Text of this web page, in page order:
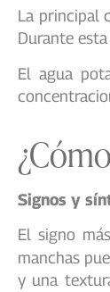
La principal
Durante
El agua
Signos y
El signo
manchas
y una